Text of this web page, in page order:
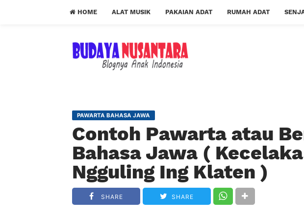
HOME ALAT MUSIK PAKAIAN ADAT RUMAH ADAT
PAWARTA BAHASA JAWA
Contoh Pawarta atau
Bahasa Jawa (
Ngguling Ing Klaten )
SHARE SHARE